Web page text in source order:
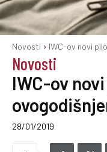
Novosti IWC-ov novi
Novosti
IWC-ov
28/01/2019